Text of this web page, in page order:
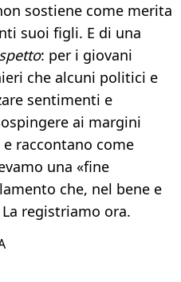
sostiene come merita
suoi figli. E di una
: per i giovani
che alcuni politici e
sentimenti e
ai margini
raccontano come
una «fine
che, nel bene e
registriamo ora.